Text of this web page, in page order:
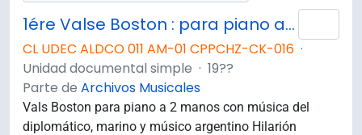
1ére Valse Boston : para piano a dos manos
CL UDEC ALDCO 011 AM-01 CPPCHZ-CK-016 ·
Unidad documental simple · 19??
Parte de Archivos Musicales
Vals Boston para piano a 2 manos con música del
diplomático, marino y músico argentino Hilarión